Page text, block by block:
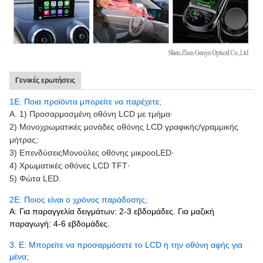
Γενικές ερωτήσεις
1Ε: Ποια προϊόντα μπορείτε να παρέχετε;
Α. 1) Προσαρμοσμένη οθόνη LCD με τμήμα·
2) Μονοχρωματικές μονάδες οθόνης LCD γραφικής/γραμμικής
μήτρας;
3) ΕπενδύσειςΜονούλες οθόνης μικροοLED·
4) Χρωματικές οθόνες LCD TFT·
5) Φώτα LED.
2Ε: Ποιος είναι ο χρόνος παράδοσης;
Α: Για παραγγελία δειγμάτων: 2-3 εβδομάδες. Για μαζική
παραγωγή: 4-6 εβδομάδες.
3. Ε: Μπορείτε να προσαρμόσετε το LCD ή την οθόνη αφής για
μένα;